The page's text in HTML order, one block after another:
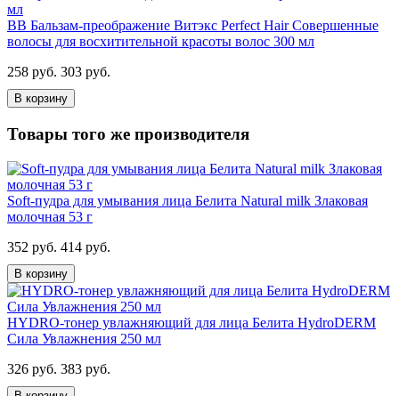
ВВ Бальзам-преображение Витэкс Perfect Hair Совершенные
волосы для восхитительной красоты волос 300 мл
258 руб. 303 руб.
В корзину
Товары того же производителя
Soft-пудра для умывания лица Белита Natural milk Злаковая
молочная 53 г
352 руб. 414 руб.
В корзину
HYDRO-тонер увлажняющий для лица Белита HydroDERM
Сила Увлажнения 250 мл
326 руб. 383 руб.